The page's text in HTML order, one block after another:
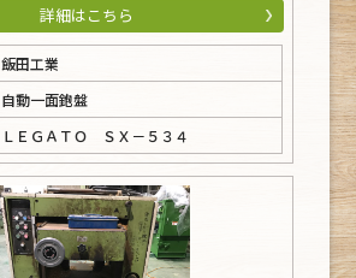
詳細はこちら
飯田工業
自動一面鉋盤
ＬＥＧＡＴＯ ＳＸ－５３４